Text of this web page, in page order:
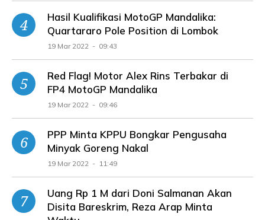
Hasil Kualifikasi MotoGP Mandalika:
Quartararo Pole Position di Lombok
19 Mar 2022 - 09:43
Red Flag! Motor Alex Rins Terbakar di
FP4 MotoGP Mandalika
19 Mar 2022 - 09:46
PPP Minta KPPU Bongkar Pengusaha
Minyak Goreng Nakal
19 Mar 2022 - 11:49
Uang Rp 1 M dari Doni Salmanan Akan
Disita Bareskrim, Reza Arap Minta